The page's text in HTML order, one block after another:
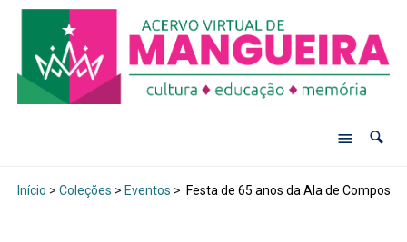
Início > Coleções > Eventos > Festa de 65 anos da Ala de